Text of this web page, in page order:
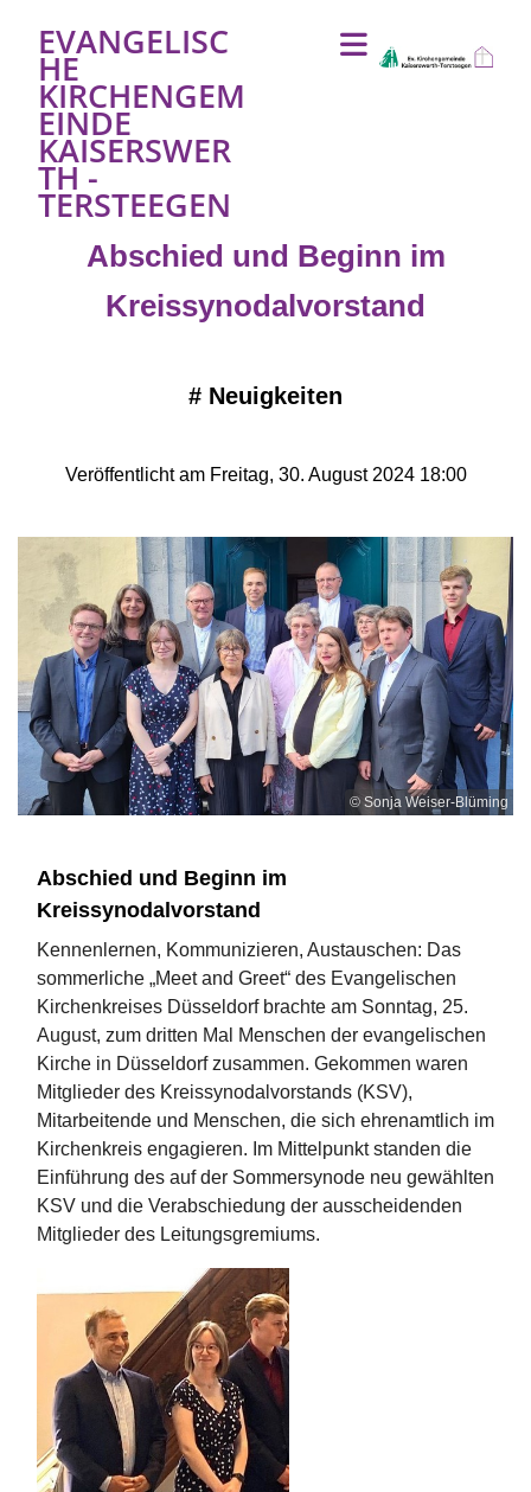
EVANGELISC
HE
KIRCHENGEM
EINDE
KAISERSWER
TH -
TERSTEEGEN
Abschied und Beginn im
Kreissynodalvorstand
# Neuigkeiten
Veröffentlicht am Freitag, 30. August 2024 18:00
© Sonja Weiser-Blüming
Abschied und Beginn im
Kreissynodalvorstand
Kennenlernen, Kommunizieren, Austauschen: Das
sommerliche „Meet and Greet“ des Evangelischen
Kirchenkreises Düsseldorf brachte am Sonntag, 25.
August, zum dritten Mal Menschen der evangelischen
Kirche in Düsseldorf zusammen. Gekommen waren
Mitglieder des Kreissynodalvorstands (KSV),
Mitarbeitende und Menschen, die sich ehrenamtlich im
Kirchenkreis engagieren. Im Mittelpunkt standen die
Einführung des auf der Sommersynode neu gewählten
KSV und die Verabschiedung der ausscheidenden
Mitglieder des Leitungsgremiums.